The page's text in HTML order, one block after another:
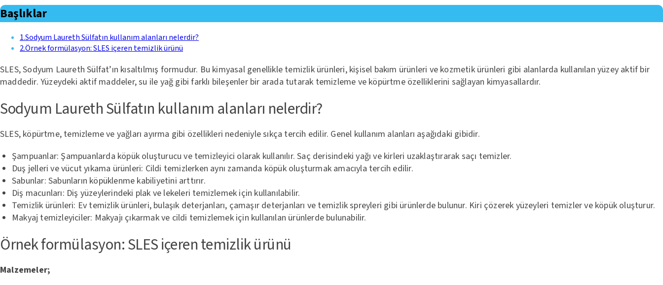
Başlıklar
1.Sodyum Laureth Sülfatın kullanım alanları nelerdir?
2.Örnek formülasyon: SLES içeren temizlik ürünü
SLES, Sodyum Laureth Sülfat’ın kısaltılmış formudur. Bu kimyasal genellikle temizlik ürünleri, kişisel bakım ürünleri ve kozmetik ürünleri gibi alanlarda kullanılan yüzey aktif bir
maddedir. Yüzeydeki aktif maddeler, su ile yağ gibi farklı bileşenler bir arada tutarak temizleme ve köpürtme özelliklerini sağlayan kimyasallardır.
Sodyum Laureth Sülfatın kullanım alanları nelerdir?
SLES, köpürtme, temizleme ve yağları ayırma gibi özellikleri nedeniyle sıkça tercih edilir. Genel kullanım alanları aşağıdaki gibidir.
Şampuanlar: Şampuanlarda köpük oluşturucu ve temizleyici olarak kullanılır. Saç derisindeki yağı ve kirleri uzaklaştırarak saçı temizler.
Duş jelleri ve vücut yıkama ürünleri: Cildi temizlerken aynı zamanda köpük oluşturmak amacıyla tercih edilir.
Sabunlar: Sabunların köpüklenme kabiliyetini arttırır.
Diş macunları: Diş yüzeylerindeki plak ve lekeleri temizlemek için kullanılabilir.
Temizlik ürünleri: Ev temizlik ürünleri, bulaşık deterjanları, çamaşır deterjanları ve temizlik spreyleri gibi ürünlerde bulunur. Kiri çözerek yüzeyleri temizler ve köpük oluşturur.
Makyaj temizleyiciler: Makyajı çıkarmak ve cildi temizlemek için kullanılan ürünlerde bulunabilir.
Örnek formülasyon: SLES içeren temizlik ürünü
Malzemeler;